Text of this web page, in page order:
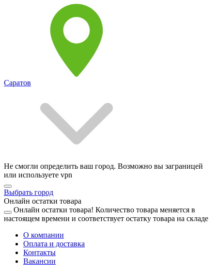
Саратов
Не смогли определить ваш город. Возможно вы заграницей
или используете vpn
Выбрать город
Онлайн остатки товара
Онлайн остатки товара! Количество товара меняется в
настоящем времени и соответствует остатку товара на складе
О компании
Оплата и доставка
Контакты
Вакансии